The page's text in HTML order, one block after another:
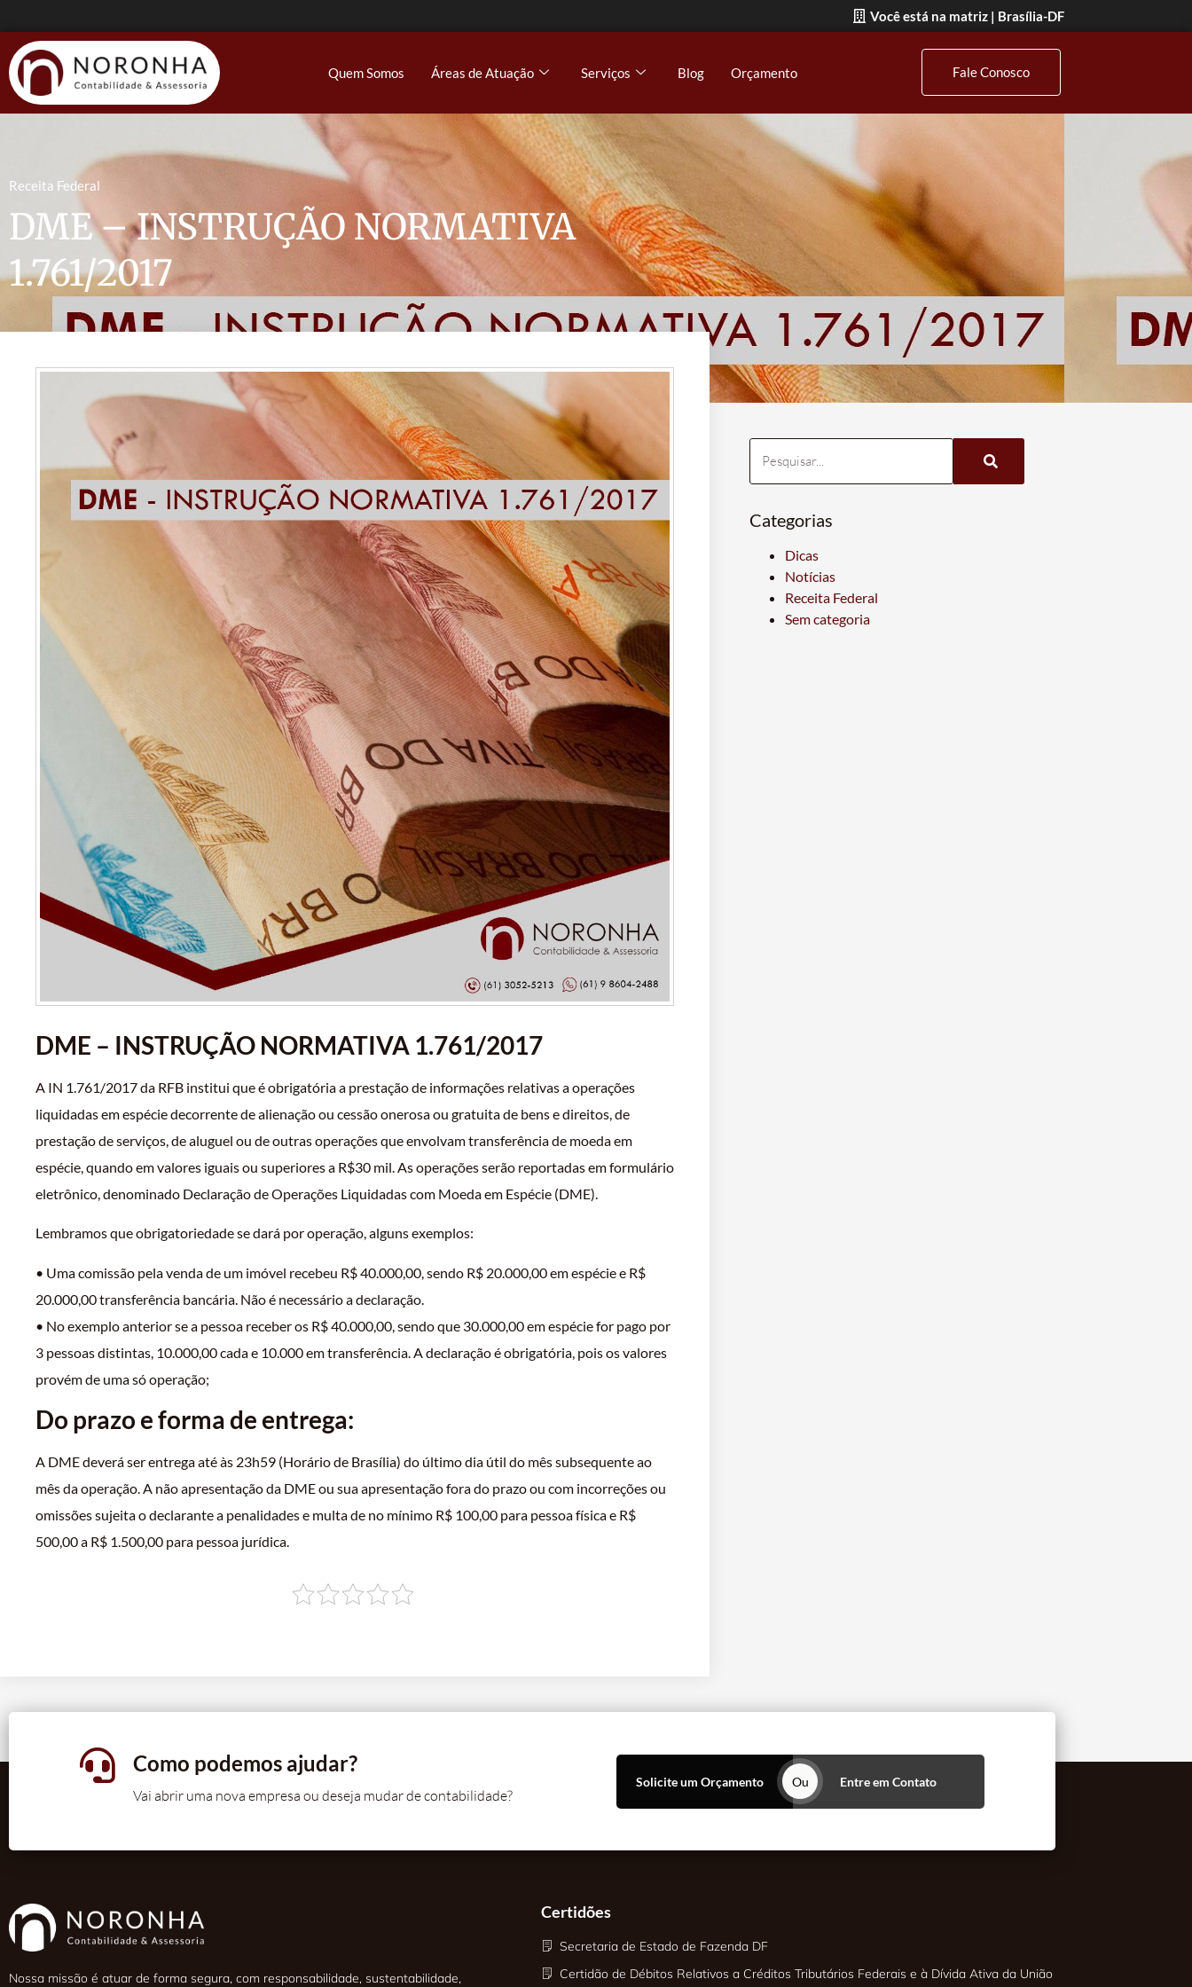
Você está na matriz | Brasília-DF
Quem Somos Áreas de Atuação Serviços Blog Orçamento Fale Conosco
Receita Federal
DME – INSTRUÇÃO NORMATIVA
1.761/2017
DME – INSTRUÇÃO NORMATIVA 1.761/2017
A IN 1.761/2017 da RFB institui que é obrigatória a prestação de informações relativas a operações
liquidadas em espécie decorrente de alienação ou cessão onerosa ou gratuita de bens e direitos, de
prestação de serviços, de aluguel ou de outras operações que envolvam transferência de moeda em
espécie, quando em valores iguais ou superiores a R$30 mil. As operações serão reportadas em formulário
eletrônico, denominado Declaração de Operações Liquidadas com Moeda em Espécie (DME).
Lembramos que obrigatoriedade se dará por operação, alguns exemplos:
• Uma comissão pela venda de um imóvel recebeu R$ 40.000,00, sendo R$ 20.000,00 em espécie e R$
20.000,00 transferência bancária. Não é necessário a declaração.
• No exemplo anterior se a pessoa receber os R$ 40.000,00, sendo que 30.000,00 em espécie for pago por
3 pessoas distintas, 10.000,00 cada e 10.000 em transferência. A declaração é obrigatória, pois os valores
provém de uma só operação;
Do prazo e forma de entrega:
A DME deverá ser entrega até às 23h59 (Horário de Brasília) do último dia útil do mês subsequente ao
mês da operação. A não apresentação da DME ou sua apresentação fora do prazo ou com incorreções ou
omissões sujeita o declarante a penalidades e multa de no mínimo R$ 100,00 para pessoa física e R$
500,00 a R$ 1.500,00 para pessoa jurídica.
Categorias
Dicas
Notícias
Receita Federal
Sem categoria
Como podemos ajudar?
Vai abrir uma nova empresa ou deseja mudar de contabilidade?
Solicite um Orçamento Ou Entre em Contato
Nossa missão é atuar de forma segura, com responsabilidade, sustentabilidade,
Certidões
Secretaria de Estado de Fazenda DF
Certidão de Débitos Relativos a Créditos Tributários Federais e à Dívida Ativa da União